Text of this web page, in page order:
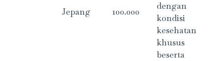
Jepang 100.000
dengan
kondisi
kesehatan
khusus
beserta